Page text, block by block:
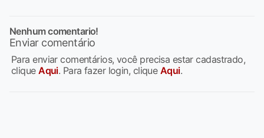
Nenhum comentario!
Enviar comentário
Para enviar comentários, você precisa estar cadastrado,
cliqueAqui. Para fazer login, clique Aqui.